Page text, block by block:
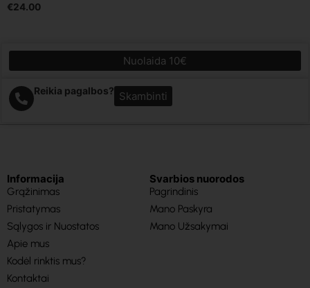
€24.00
Nuolaida 10€
Reikia pagalbos? Skambinti
Informacija
Grąžinimas
Pristatymas
Sąlygos ir Nuostatos
Apie mus
Kodėl rinktis mus?
Kontaktai
Svarbios nuorodos
Pagrindinis
Mano Paskyra
Mano Užsakymai